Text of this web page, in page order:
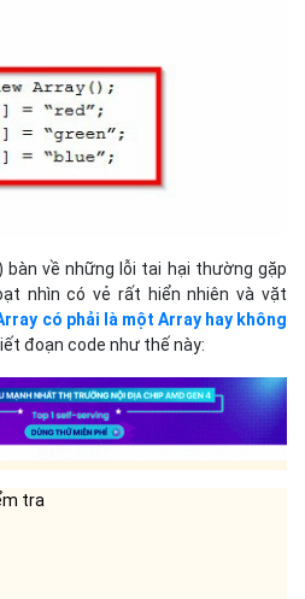
bàn về những lỗi tai hại thường gặp
nhìn có vẻ rất hiển nhiên và vặt
có phải là một Array hay không
đoạn code như thế này:
tra